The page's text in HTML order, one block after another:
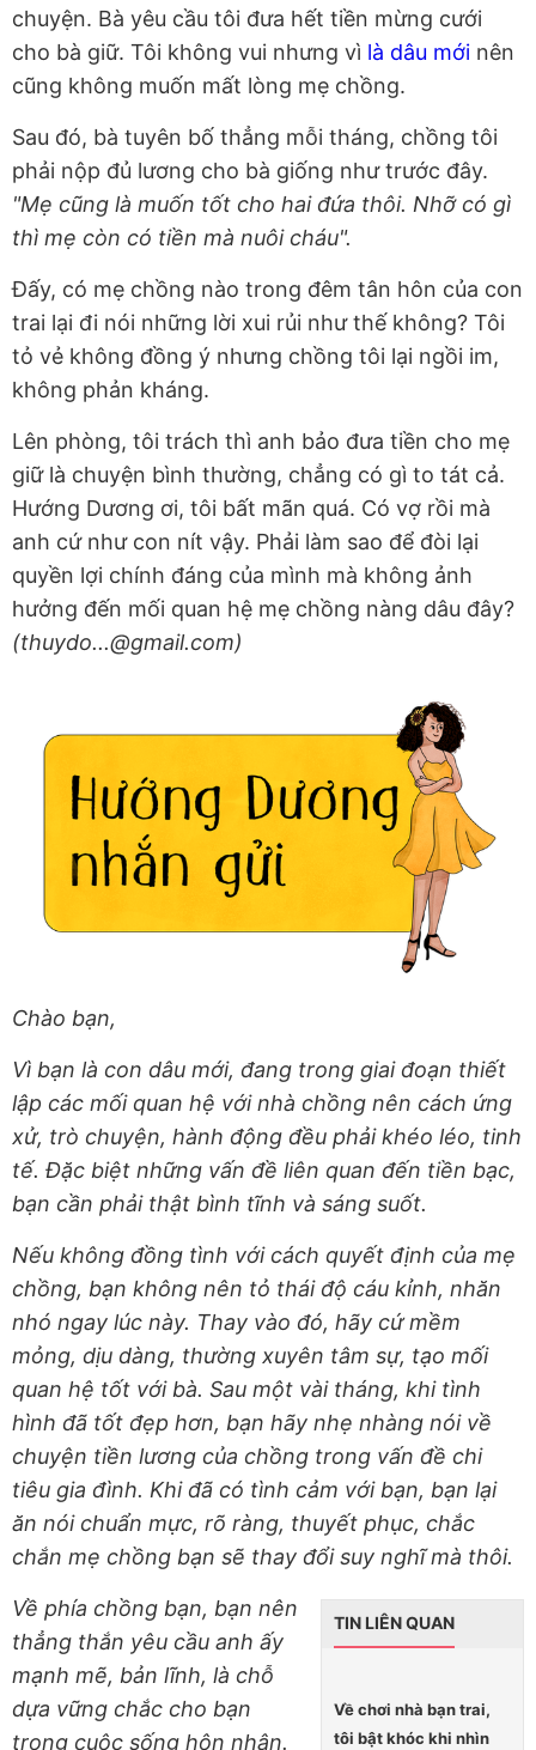
chuyện. Bà yêu cầu tôi đưa hết tiền mừng cưới
cho bà giữ. Tôi không vui nhưng vì là dâu mới nên
cũng không muốn mất lòng mẹ chồng.
Sau đó, bà tuyên bố thẳng mỗi tháng, chồng tôi
phải nộp đủ lương cho bà giống như trước đây.
"Mẹ cũng là muốn tốt cho hai đứa thôi. Nhỡ có gì
thì mẹ còn có tiền mà nuôi cháu".
Đấy, có mẹ chồng nào trong đêm tân hôn của con
trai lại đi nói những lời xui rủi như thế không? Tôi
tỏ vẻ không đồng ý nhưng chồng tôi lại ngồi im,
không phản kháng.
Lên phòng, tôi trách thì anh bảo đưa tiền cho mẹ
giữ là chuyện bình thường, chẳng có gì to tát cả.
Hướng Dương ơi, tôi bất mãn quá. Có vợ rồi mà
anh cứ như con nít vậy. Phải làm sao để đòi lại
quyền lợi chính đáng của mình mà không ảnh
hưởng đến mối quan hệ mẹ chồng nàng dâu đây?
(thuydo...@gmail.com)
Chào bạn,
Vì bạn là con dâu mới, đang trong giai đoạn thiết
lập các mối quan hệ với nhà chồng nên cách ứng
xử, trò chuyện, hành động đều phải khéo léo, tinh
tế. Đặc biệt những vấn đề liên quan đến tiền bạc,
bạn cần phải thật bình tĩnh và sáng suốt.
Nếu không đồng tình với cách quyết định của mẹ
chồng, bạn không nên tỏ thái độ cáu kỉnh, nhăn
nhó ngay lúc này. Thay vào đó, hãy cứ mềm
mỏng, dịu dàng, thường xuyên tâm sự, tạo mối
quan hệ tốt với bà. Sau một vài tháng, khi tình
hình đã tốt đẹp hơn, bạn hãy nhẹ nhàng nói về
chuyện tiền lương của chồng trong vấn đề chi
tiêu gia đình. Khi đã có tình cảm với bạn, bạn lại
ăn nói chuẩn mực, rõ ràng, thuyết phục, chắc
chắn mẹ chồng bạn sẽ thay đổi suy nghĩ mà thôi.
TIN LIÊN QUAN
Về chơi nhà bạn trai,
tôi bật khóc khi nhìn
Về phía chồng bạn, bạn nên
thẳng thắn yêu cầu anh ấy
mạnh mẽ, bản lĩnh, là chỗ
dựa vững chắc cho bạn
trong cuộc sống hôn nhân.